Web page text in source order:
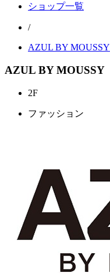
ショップ一覧
/
AZUL BY MOUSSY
AZUL BY MOUSSY
2F
ファッション